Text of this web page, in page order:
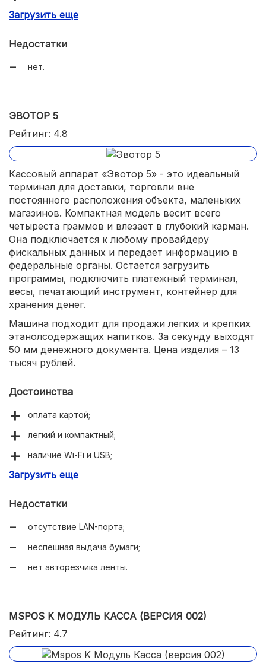
наличие аккумуляторной батареи;
устройств через USB;
оптимальная скорость выдачи денежного документа
Загрузить еще
Недостатки
нет.
ЭВОТОР 5
Рейтинг: 4.8
Кассовый аппарат «Эвотор 5» - это идеальный
терминал для доставки, торговли вне
постоянного расположения объекта, маленьких
магазинов. Компактная модель весит всего
четыреста граммов и влезает в глубокий карман.
Она подключается к любому провайдеру
фискальных данных и передает информацию в
федеральные органы. Остается загрузить
программы, подключить платежный терминал,
весы, печатающий инструмент, контейнер для
хранения денег.
Машина подходит для продажи легких и крепких
этанолсодержащих напитков. За секунду выходят
50 мм денежного документа. Цена изделия – 13
тысяч рублей.
Достоинства
оплата картой;
легкий и компактный;
наличие Wi-Fi и USB;
сенсорная клавиатура;
Загрузить еще
Недостатки
отсутствие LAN-порта;
неспешная выдача бумаги;
нет авторезчика ленты.
MSPOS K МОДУЛЬ КАССА (ВЕРСИЯ 002)
Рейтинг: 4.7